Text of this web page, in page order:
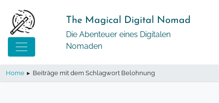
zum
Inhalt
The Magical Digital Nomad
Die Abenteuer eines Digitalen
Nomaden
Home ▸ Beiträge mit dem Schlagwort Belohnung